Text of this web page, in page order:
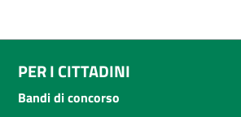
PER I CITTADINI
Bandi di concorso